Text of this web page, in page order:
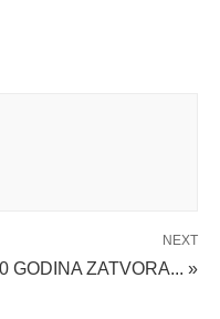
NEXT
GODINA ZATVORA... »